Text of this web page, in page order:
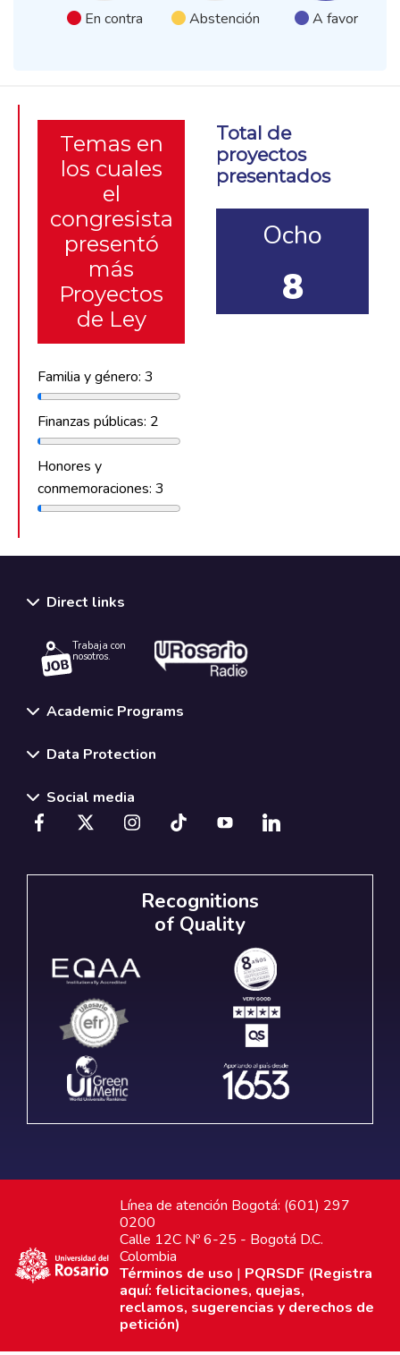
En contra Abstención A favor
Temas en
los cuales
el
congresista
presentó
más
Proyectos
de Ley
Familia y género: 3
Finanzas públicas: 2
Honores y
conmemoraciones: 3
Total de
proyectos
presentados
Ocho
8
Direct links
Trabaja con
nosotros.
Academic Programs
Data Protection
Social media
Recognitions
of Quality
Línea de atención Bogotá: (601) 297
0200
Calle 12C Nº 6-25 - Bogotá D.C.
Colombia
Términos de uso | PQRSDF (Registra
aquí: felicitaciones, quejas,
reclamos, sugerencias y derechos de
petición)